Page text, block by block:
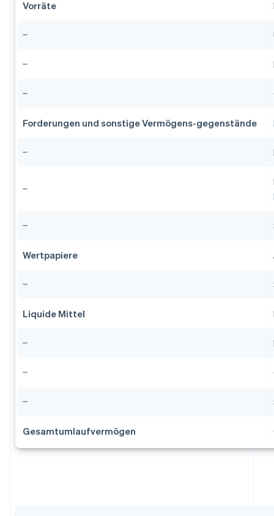
Vorräte
Forderungen und sonstige Vermögens-gegenstände
Wertpapiere
Liquide Mittel
Gesamtumlaufvermögen